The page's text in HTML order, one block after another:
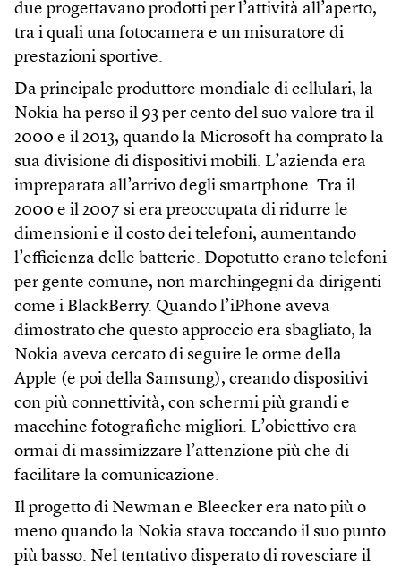
due progettavano prodotti per l’attività all’aperto,
tra i quali una fotocamera e un misuratore di
prestazioni sportive.
Da principale produttore mondiale di cellulari, la
Nokia ha perso il 93 per cento del suo valore tra il
2000 e il 2013, quando la Microsoft ha comprato la
sua divisione di dispositivi mobili. L’azienda era
impreparata all’arrivo degli smartphone. Tra il
2000 e il 2007 si era preoccupata di ridurre le
dimensioni e il costo dei telefoni, aumentando
l’efficienza delle batterie. Dopotutto erano telefoni
per gente comune, non marchingegni da dirigenti
come i BlackBerry. Quando l’iPhone aveva
dimostrato che questo approccio era sbagliato, la
Nokia aveva cercato di seguire le orme della
Apple (e poi della Samsung), creando dispositivi
con più connettività, con schermi più grandi e
macchine fotografiche migliori. L’obiettivo era
ormai di massimizzare l’attenzione più che di
facilitare la comunicazione.
Il progetto di Newman e Bleecker era nato più o
meno quando la Nokia stava toccando il suo punto
più basso. Nel tentativo disperato di rovesciare il